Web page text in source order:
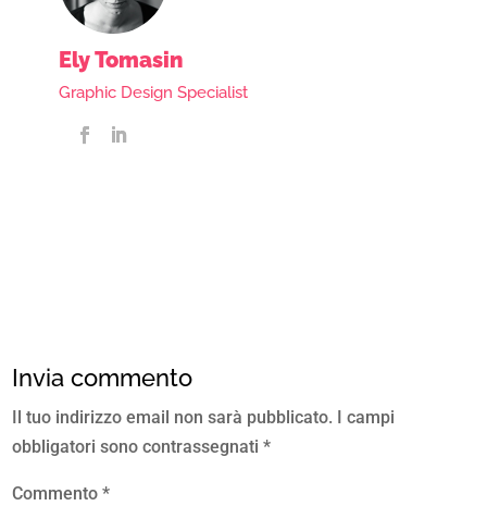
Ely Tomasin
Graphic Design Specialist
Invia commento
Il tuo indirizzo email non sarà pubblicato.
I campi
obbligatori sono contrassegnati*
Commento*